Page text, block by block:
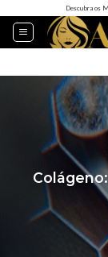
Descubra os